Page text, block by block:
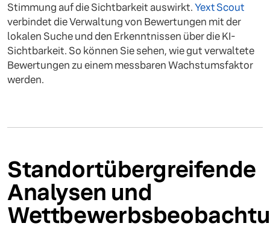
Stimmung auf die Sichtbarkeit auswirkt.Yext Scout
verbindet die Verwaltung von Bewertungen mit der
lokalen Suche und den Erkenntnissen über die KI-
Sichtbarkeit. So können Sie sehen, wie gut verwaltete
Bewertungen zu einem messbaren Wachstumsfaktor
werden.
Standortübergreifende
Analysen und